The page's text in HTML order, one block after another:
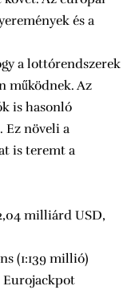
és a
a lottórendszerek
működnek. Az
is hasonló
Ez növeli a
is teremt a
milliárd USD,
(1:139 millió)
Eurojackpot